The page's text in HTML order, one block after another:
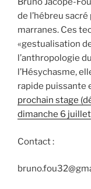
de l’hébreu
marranes. Ces
«gestualisation
l’anthropologie
l’Hésychasme,
rapide puissante
prochain stage
dimanche 6 juillet
Contact :